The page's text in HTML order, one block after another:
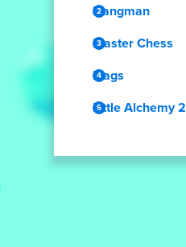
Hangman
Master Chess
Flags
Little Alchemy 2